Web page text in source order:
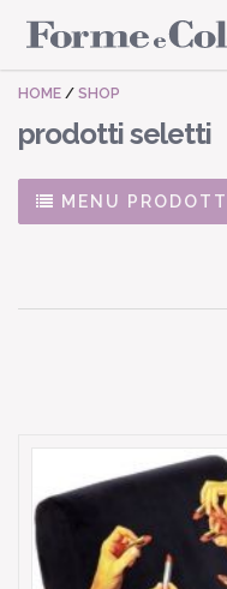
HOME / SHOP
prodotti seletti
MENU PRODOTTI